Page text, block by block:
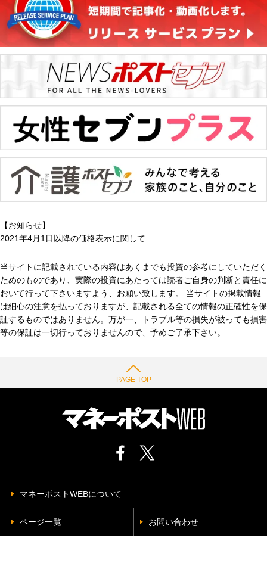
【お知らせ】
2021年4月1日以降の価格表示に関して
当サイトに記載されている内容はあくまでも投資の参考にしていただく
ためのものであり、実際の投資にあたっては読者ご自身の判断と責任に
おいて行って下さいますよう、お願い致します。 当サイトの掲載情報
は細心の注意を払っておりますが、記載される全ての情報の正確性を保
証するものではありません。万が一、トラブル等の損失が被っても損害
等の保証は一切行っておりませんので、予めご了承下さい。
PAGE TOP
マネーポストWEBについて
ページ一覧 お問い合わせ